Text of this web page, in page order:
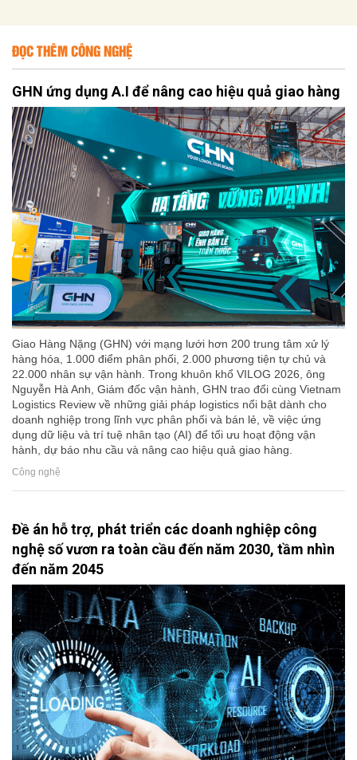
ĐỌC THÊM CÔNG NGHỆ
GHN ứng dụng A.I để nâng cao hiệu quả giao hàng
Giao Hàng Nặng (GHN) với mạng lưới hơn 200 trung tâm xử lý
hàng hóa, 1.000 điểm phân phối, 2.000 phương tiện tự chủ và
22.000 nhân sự vận hành. Trong khuôn khổ VILOG 2026, ông
Nguyễn Hà Anh, Giám đốc vận hành, GHN trao đổi cùng Vietnam
Logistics Review về những giải pháp logistics nổi bật dành cho
doanh nghiệp trong lĩnh vực phân phối và bán lẻ, về việc ứng
dụng dữ liệu và trí tuệ nhân tạo (AI) để tối ưu hoạt động vận
hành, dự báo nhu cầu và nâng cao hiệu quả giao hàng.
Công nghệ
Đề án hỗ trợ, phát triển các doanh nghiệp công
nghệ số vươn ra toàn cầu đến năm 2030, tầm nhìn
đến năm 2045